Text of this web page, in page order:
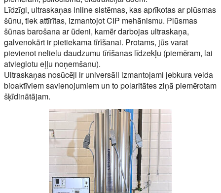
Līdzīgi, ultraskaņas inline sistēmas, kas aprīkotas ar plūsmas
šūnu, tiek attīrītas, izmantojot CIP mehānismu. Plūsmas
šūnas barošana ar ūdeni, kamēr darbojas ultraskaņa,
galvenokārt ir pietiekama tīrīšanai. Protams, jūs varat
pievienot nelielu daudzumu tīrīšanas līdzekļu (piemēram, lai
atvieglotu eļļu noņemšanu).
Ultraskaņas nosūcēji ir universāli izmantojami jebkura veida
bioaktīviem savienojumiem un to polaritātes ziņā piemērotam
šķīdinātājam.